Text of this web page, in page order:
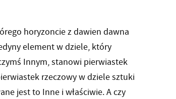
horyzoncie z dawien dawna
element w dziele, który
Innym, stanowi pierwiastek
rzeczowy w dziele sztuki
jest to Inne i właściwie. A czy